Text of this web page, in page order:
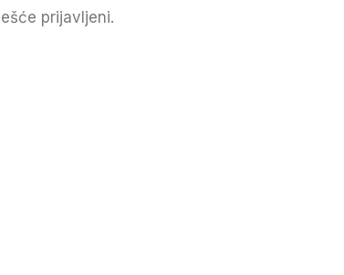
prijavljeni.